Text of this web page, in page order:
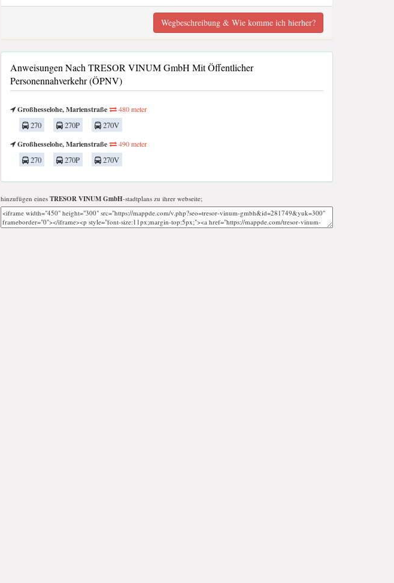
Wegbeschreibung & Wie komme ich hierher?
Anweisungen Nach TRESOR VINUM GmbH Mit Öffentlicher
Personennahverkehr (ÖPNV)
Großhesselohe, Marienstraße 480 meter
270 270P
270V
Großhesselohe, Marienstraße
490 meter
270 270P 270V
hinzufügen eines TRESOR VINUM GmbH-stadtplans zu ihrer webseite;